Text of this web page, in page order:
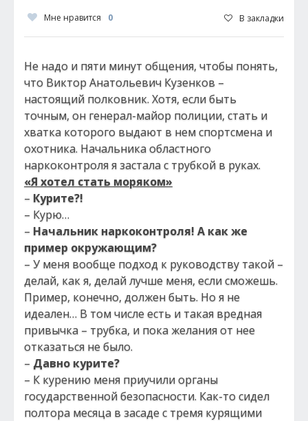
Мне нравится 0 В закладки
Не надо и пяти минут общения, чтобы понять,
что Виктор Анатольевич Кузенков –
настоящий полковник. Хотя, если быть
точным, он генерал-майор полиции, стать и
хватка которого выдают в нем спортсмена и
охотника. Начальника областного
наркоконтроля я застала с трубкой в руках.
«Я хотел стать моряком»
– Курите?!
– Курю…
– Начальник наркоконтроля! А как же
пример окружающим?
– У меня вообще подход к руководству такой –
делай, как я, делай лучше меня, если сможешь.
Пример, конечно, должен быть. Но я не
идеален… В том числе есть и такая вредная
привычка – трубка, и пока желания от нее
отказаться не было.
– Давно курите?
– К курению меня приучили органы
государственной безопасности. Как-то сидел
полтора месяца в засаде с тремя курящими